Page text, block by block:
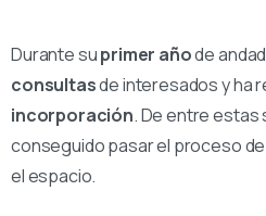
Durante suprimer añode
consultasde interesados y ha
incorporación. De entre estas
conseguido pasar el proceso
el espacio.